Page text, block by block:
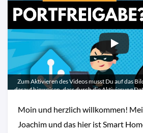
Zum Aktivieren des Videos musst Du auf das
darauf hinweisen, dass durch die Aktivierung
Moin und herzlich willkommen!
Joachim und das hier ist Smart